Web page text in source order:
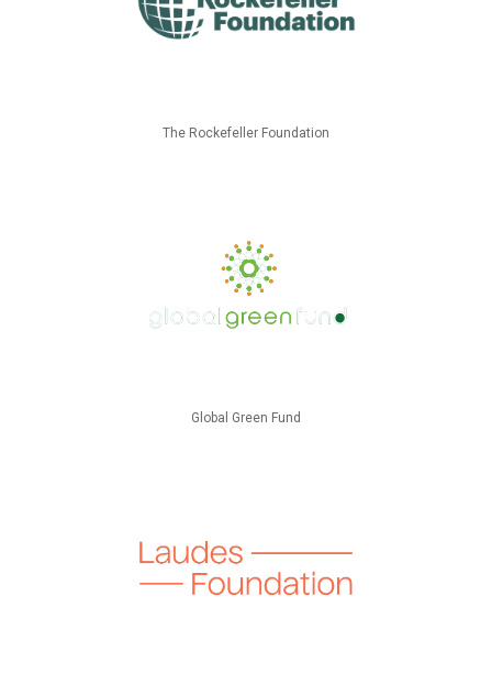
The Rockefeller Foundation
Global Green Fund